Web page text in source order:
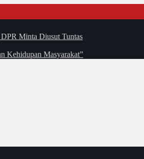
Minta Diusut Tuntas
Kehidupan Masyarakat”